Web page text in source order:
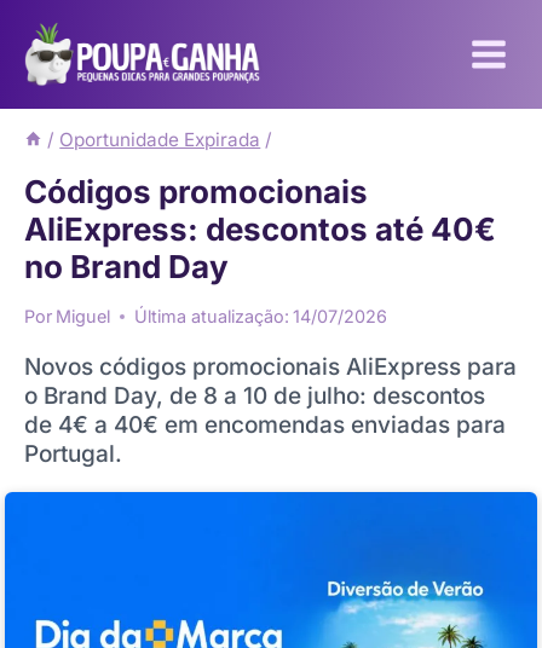
para
Conteúdo
/ Oportunidade Expirada /
Códigos promocionais
AliExpress: descontos até 40€
no Brand Day
Por Miguel Última atualização: 14/07/2026
Novos códigos promocionais AliExpress para
o Brand Day, de 8 a 10 de julho: descontos
de 4€ a 40€ em encomendas enviadas para
Portugal.